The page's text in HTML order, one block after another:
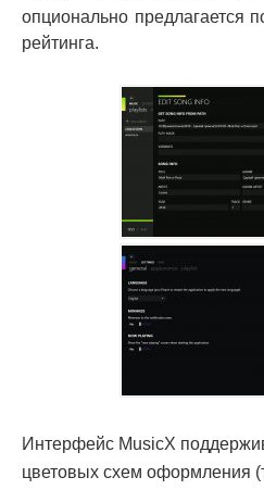
опционально предлагается
рейтинга.
Интерфейс MusicX
цветовых схем оформления